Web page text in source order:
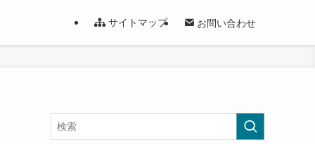
サイトマップ お問い合わせ